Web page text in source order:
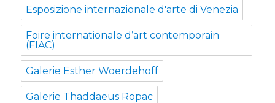
Esposizione internazionale d'arte di Venezia
Foire internationale d’art contemporain
(FIAC)
Galerie Esther Woerdehoff
Galerie Thaddaeus Ropac